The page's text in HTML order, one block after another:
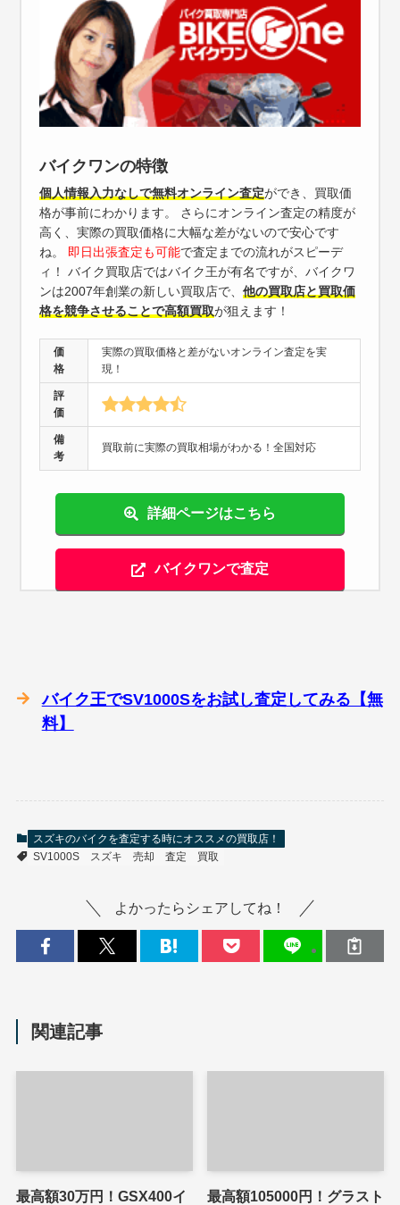
バイクワンの特徴
個人情報入力なしで無料オンライン査定ができ、買取価
格が事前にわかります。 さらにオンライン査定の精度が
高く、実際の買取価格に大幅な差がないので安心です
ね。
即日出張査定も可能で査定までの流れがスピーデ
ィ！ バイク買取店ではバイク王が有名ですが、バイクワ
ンは2007年創業の新しい買取店で、 他の買取店と買取価
格を競争させることで高額買取が狙えます！
価
格
実際の買取価格と差がないオンライン査定を実
現！
評
価
備
考
買取前に実際の買取相場がわかる！全国対応
詳細ページはこちら
バイクワンで査定
バイク王でSV1000Sをお試し査定してみる【無
料】
スズキのバイクを査定する時にオススメの買取店！
SV1000S
スズキ 売却 査定 買取
よかったらシェアしてね！
関連記事
最高額30万円！GSX400イ
最高額105000円！グラスト